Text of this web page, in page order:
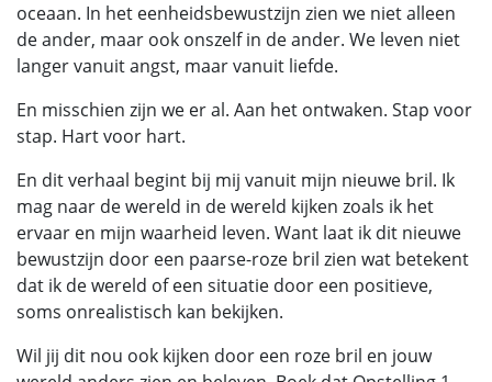
oceaan. In het eenheidsbewustzijn zien we niet alleen
de ander, maar ook onszelf in de ander. We leven niet
langer vanuit angst, maar vanuit liefde.
En misschien zijn we er al. Aan het ontwaken. Stap voor
stap. Hart voor hart.
En dit verhaal begint bij mij vanuit mijn nieuwe bril. Ik
mag naar de wereld in de wereld kijken zoals ik het
ervaar en mijn waarheid leven. Want laat ik dit nieuwe
bewustzijn door een paarse-roze bril zien wat betekent
dat ik de wereld of een situatie door een positieve,
soms onrealistisch kan bekijken.
Wil jij dit nou ook kijken door een roze bril en jouw